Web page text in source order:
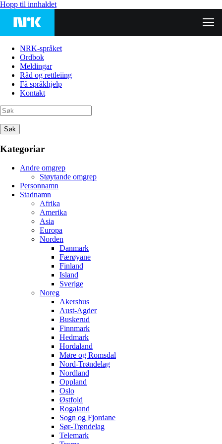
Hopp til innhaldet
NRK-språket
Ordbok
Meldingar
Råd og rettleiing
Få språkhjelp
Kontakt
Søk
Kategoriar
Andre omgrep
Støytande omgrep
Personnamn
Stadnamn
Afrika
Amerika
Asia
Europa
Norden
Danmark
Færøyane
Finland
Island
Sverige
Noreg
Akershus
Aust-Agder
Buskerud
Finnmark
Hedmark
Hordaland
Møre og Romsdal
Nord-Trøndelag
Nordland
Oppland
Oslo
Østfold
Rogaland
Sogn og Fjordane
Sør-Trøndelag
Telemark